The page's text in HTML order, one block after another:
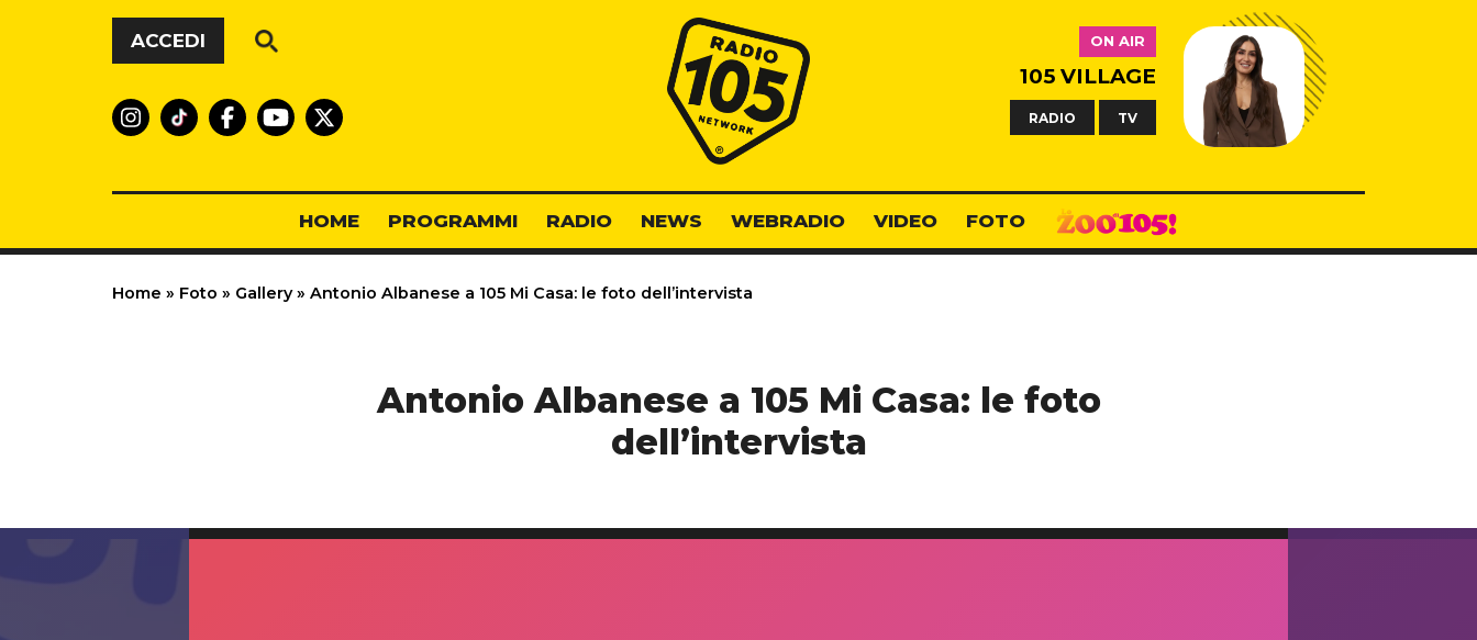
Vai al contenuto
ACCEDI
Radio 105
ON AIR
105 VILLAGE
RADIO TV
HOME PROGRAMMI RADIO NEWS WEBRADIO VIDEO FOTO
Home » Foto » Gallery » Antonio Albanese a 105 Mi Casa: le foto dell’intervista
Antonio Albanese a 105 Mi Casa: le foto
dell’intervista